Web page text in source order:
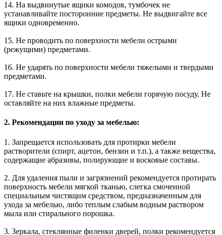
14. На выдвинутые ящики комодов, тумбочек не
устанавливайте посторонние предметы. Не выдвигайте все
ящики одновременно.
15. Не проводить по поверхности мебели острыми
(режущими) предметами.
16. Не ударять по поверхности мебели тяжелыми и твердыми
предметами.
17. Не ставьте на крышки, полки мебели горячую посуду. Не
оставляйте на них влажные предметы.
2. Рекомендации по уходу за мебелью:
1. Запрещается использовать для протирки мебели
растворители (спирт, ацетон, бензин и т.п.), а также вещества,
содержащие абразивы, полирующие и восковые составы.
2. Для удаления пыли и загрязнений рекомендуется протирать
поверхность мебели мягкой тканью, слегка смоченной
специальным чистящим средством, предназначенным для
ухода за мебелью, либо теплым слабым водным раствором
мыла или стирального порошка.
3. Зеркала, стеклянные филенки дверей, полки рекомендуется